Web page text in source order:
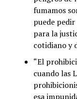
fumamos
puede pedir
para la
cotidiano y
“El
cuando las
esa